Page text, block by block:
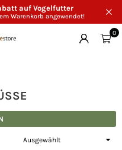
auf Vogelfutter
Warenkorb angewendet!
0
Sortieren